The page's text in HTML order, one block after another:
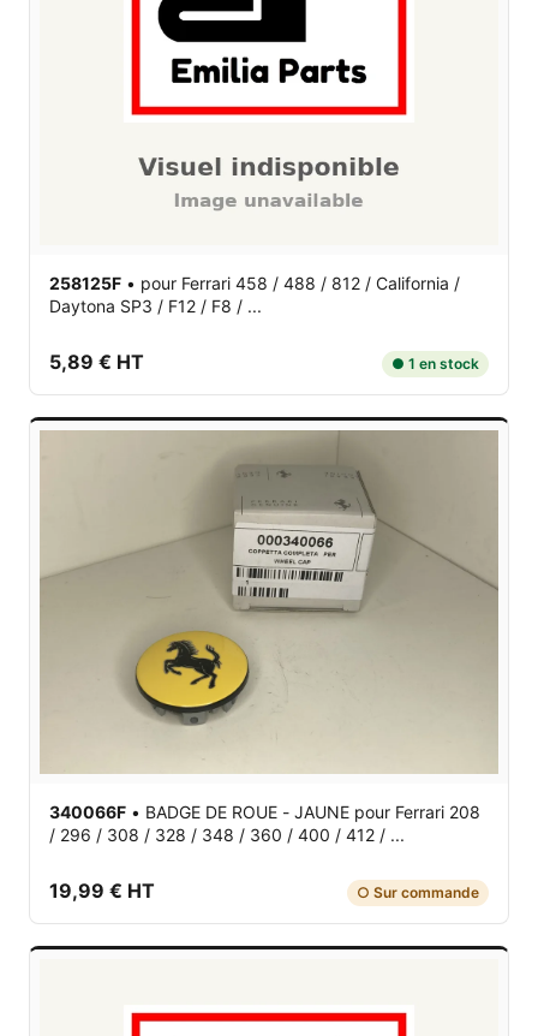
258125F • pour Ferrari 458 / 488 / 812 / California /
Daytona SP3 / F12 / F8 / ...
5,89 € HT ● 1 en stock
340066F • BADGE DE ROUE - JAUNE pour Ferrari 208
/ 296 / 308 / 328 / 348 / 360 / 400 / 412 / ...
19,99 € HT ○ Sur commande